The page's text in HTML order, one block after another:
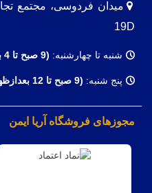
19D
شنبه تا چهارشنبه: (9 صبح تا 4 بعدازظهر)
پنج شنبه: (9 صبح تا 12 بعدازظهر)
مجوزهای فروشگاه آریا ایمن